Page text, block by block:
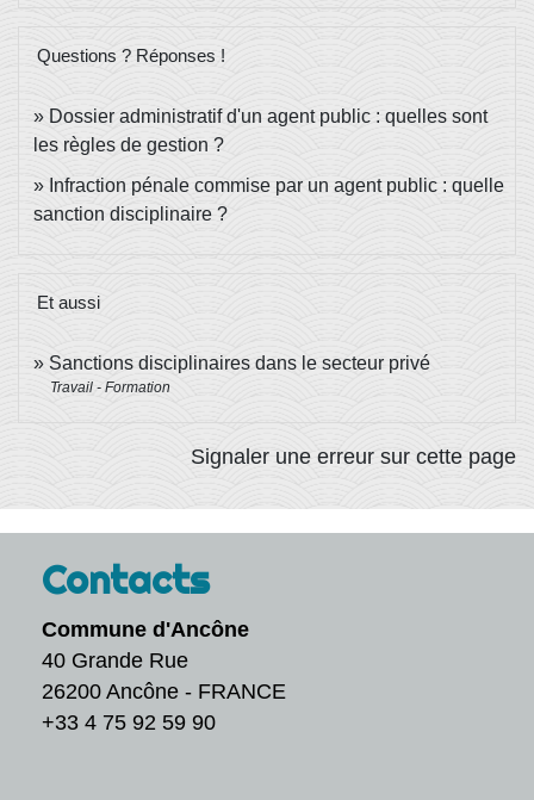
Questions ? Réponses !
Dossier administratif d'un agent public : quelles sont
les règles de gestion ?
Infraction pénale commise par un agent public : quelle
sanction disciplinaire ?
Et aussi
Sanctions disciplinaires dans le secteur privé
Travail - Formation
Signaler une erreur sur cette page
Contacts
Commune d'Ancône
40 Grande Rue
26200 Ancône - FRANCE
+33 4 75 92 59 90